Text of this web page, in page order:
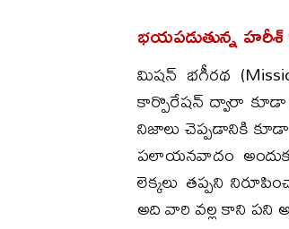
భయపడుతున్న హరీశ్
మిషన్ భగీరథ
కార్పొరేషన్ ద్వారా కూడా
నిజాలు చెప్పడానికి
పలాయనవాదం
లెక్కలు తప్పని
అది వారి వల్ల కాని పని